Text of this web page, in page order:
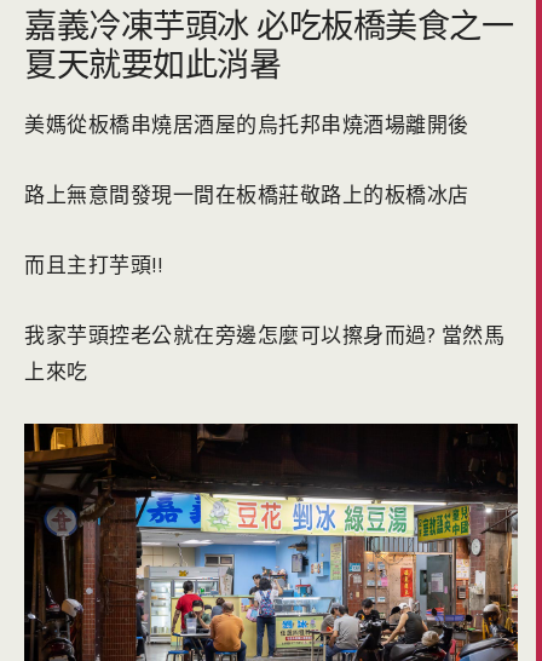
嘉義冷凍芋頭冰 必吃板橋美食之一
夏天就要如此消暑
美媽從板橋串燒居酒屋的烏托邦串燒酒場離開後
路上無意間發現一間在板橋莊敬路上的板橋冰店
而且主打芋頭!!
我家芋頭控老公就在旁邊怎麼可以擦身而過? 當然馬
上來吃